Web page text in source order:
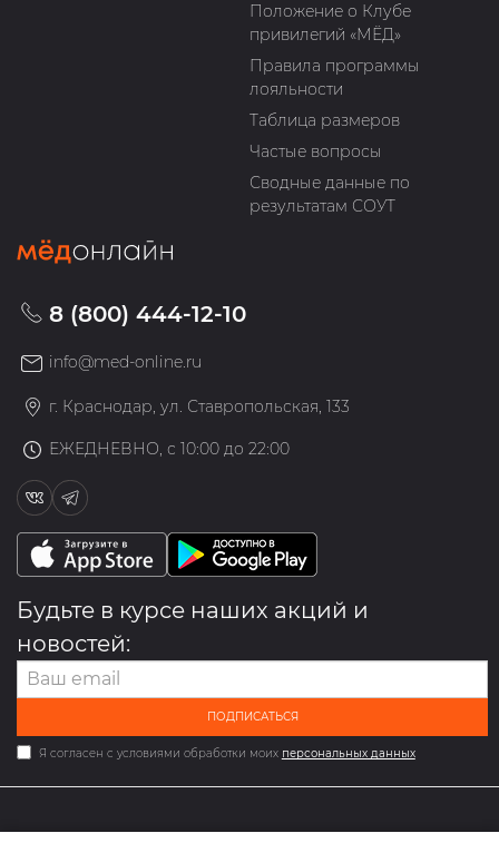
Положение о Клубе
привилегий «МЁД»
Правила программы
лояльности
Таблица размеров
Частые вопросы
Сводные данные по
результатам СОУТ
8 (800) 444-12-10
info@med-online.ru
г. Краснодар, ул. Ставропольская, 133
ЕЖЕДНЕВНО, с 10:00 до 22:00
Будьте в курсе наших акций и
новостей:
ПОДПИСАТЬСЯ
Я согласен с условиями обработки моих персональных данных